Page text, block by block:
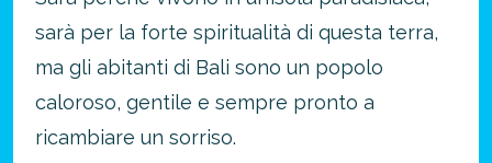
sarà per la forte spiritualità di questa terra,
ma gli abitanti di Bali sono un popolo
caloroso, gentile e sempre pronto a
ricambiare un sorriso.